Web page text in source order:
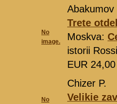
No
image.
Abakumov
Trete
Moskva:
istorii
EUR
No
Chizer P.
Velikie